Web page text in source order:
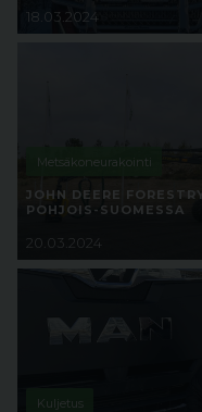
18.03.2024
Metsäkoneurakointi
JOHN DEERE
POHJOIS-SUOMESSA
20.03.2024
Kuljetus